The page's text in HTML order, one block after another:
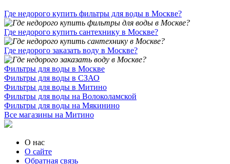
Где недорого купить фильтры для воды в Москве?
Где недорого купить сантехнику в Москве?
Где недорого заказать воду в Москве?
Фильтры для воды в Москве
Фильтры для воды в СЗАО
Фильтры для воды в Митино
Фильтры для воды на Волоколамской
Фильтры для воды на Мякинино
Все магазины на Митино
О нас
О сайте
Обратная связь